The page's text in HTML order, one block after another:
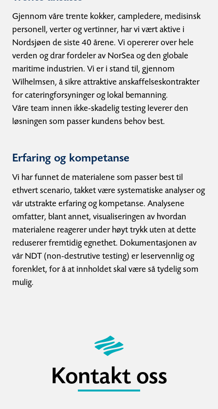
Gjennom våre trente kokker, campledere, medisinsk
personell, verter og vertinner, har vi vært aktive i
Nordsjøen de siste 40 årene. Vi opererer over hele
verden og drar fordeler av NorSea og den globale
maritime industrien. Vi er i stand til, gjennom
Wilhelmsen, å sikre attraktive anskaffelseskontrakter
for cateringforsyninger og lokal bemanning.
Våre team innen ikke-skadelig testing leverer den
løsningen som passer kundens behov best.
Erfaring og kompetanse
Vi har funnet de materialene som passer best til
ethvert scenario, takket være systematiske analyser og
vår utstrakte erfaring og kompetanse. Analysene
omfatter, blant annet, visualiseringen av hvordan
materialene reagerer under høyt trykk uten at dette
reduserer fremtidig egnethet. Dokumentasjonen av
vår NDT (non-destrutive testing) er leservennlig og
forenklet, for å at innholdet skal være så tydelig som
mulig.
Kontakt oss